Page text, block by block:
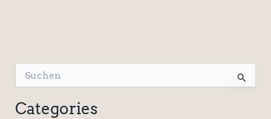
u
c
h
Categories